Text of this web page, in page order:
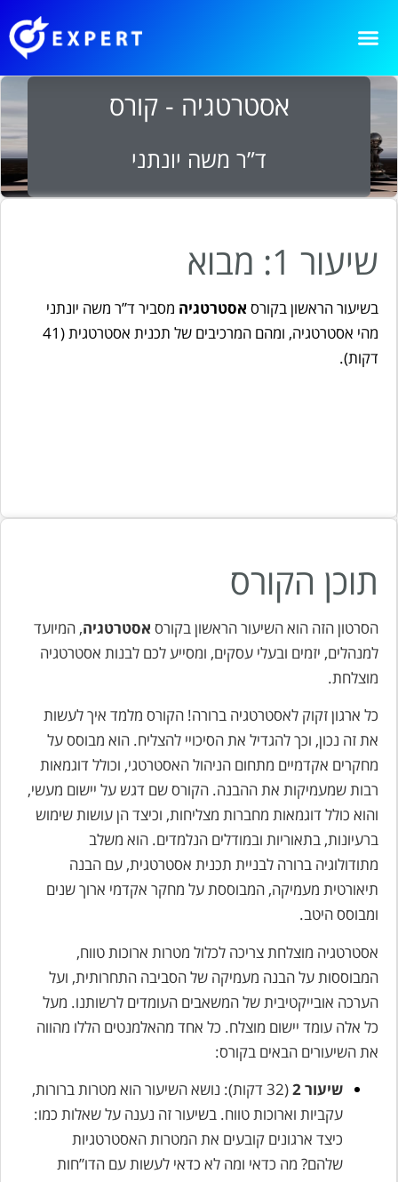
אסטרטגיה - קורס
ד”ר משה יונתני
שיעור 1: מבוא
בשיעור הראשון בקורס אסטרטגיה מסביר ד”ר משה יונתני
מהי אסטרטגיה, ומהם המרכיבים של תכנית אסטרטגית (41
דקות).
תוכן הקורס
הסרטון הזה הוא השיעור הראשון בקורס אסטרטגיה, המיועד
למנהלים, יזמים ובעלי עסקים, ומסייע לכם לבנות אסטרטגיה
מוצלחת.
כל ארגון זקוק לאסטרטגיה ברורה! הקורס מלמד איך לעשות
את זה נכון, וכך להגדיל את הסיכויי להצליח. הוא מבוסס על
מחקרים אקדמיים מתחום הניהול האסטרטגי, וכולל דוגמאות
רבות שמעמיקות את ההבנה. הקורס שם דגש על יישום מעשי,
והוא כולל דוגמאות מחברות מצליחות, וכיצד הן עושות שימוש
ברעיונות, בתאוריות ובמודלים הנלמדים. הוא משלב
מתודולוגיה ברורה לבניית תכנית אסטרטגית, עם הבנה
תיאורטית מעמיקה, המבוססת על מחקר אקדמי ארוך שנים
ומבוסס היטב.
אסטרטגיה מוצלחת צריכה לכלול מטרות ארוכות טווח,
המבוססות על הבנה מעמיקה של הסביבה התחרותית, ועל
הערכה אובייקטיבית של המשאבים העומדים לרשותנו. מעל
כל אלה עומד יישום מוצלח. כל אחד מהאלמנטים הללו מהווה
את השיעורים הבאים בקורס:
שיעור 2
(32 דקות): נושא השיעור הוא מטרות ברורות,
עקביות וארוכות טווח. בשיעור זה נענה על שאלות כמו:
כיצד ארגונים קובעים את המטרות האסטרטגיות
שלהם? מה כדאי ומה לא כדאי לעשות עם הדו”חות